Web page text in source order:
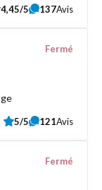
4,45/5 137Avis
Fermé
5/5 121Avis
Fermé